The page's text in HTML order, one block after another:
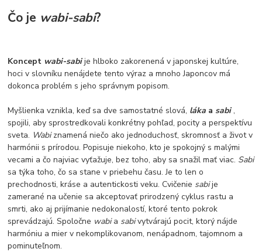
Čo je wabi-sabi?
Koncept wabi-sabije hlboko zakorenená v japonskej kultúre,
hoci v slovníku nenájdete tento výraz a mnoho Japoncov má
dokonca problém s jeho správnym popisom.
Myšlienka vznikla, keď sa dve samostatné slová, láka a sabi,
spojili, aby sprostredkovali konkrétny pohľad, pocity a perspektívu
sveta. Wabiznamená niečo ako jednoduchosť, skromnosť a život v
harmónii s prírodou. Popisuje niekoho, kto je spokojný s malými
vecami a čo najviac vyťažuje, bez toho, aby sa snažil mať viac. Sabi
sa týka toho, čo sa stane v priebehu času. Je to len o
prechodnosti, kráse a autentickosti veku. Cvičenie sabije
zamerané na učenie sa akceptovať prirodzený cyklus rastu a
smrti, ako aj prijímanie nedokonalostí, ktoré tento pokrok
sprevádzajú. Spoločne wabia sabivytvárajú pocit, ktorý nájde
harmóniu a mier v nekomplikovanom, nenápadnom, tajomnom a
pominuteľnom.